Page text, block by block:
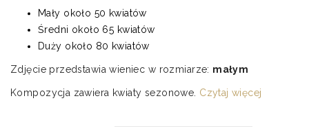
Mały około 50 kwiatów
Średni około 65 kwiatów
Duży około 80 kwiatów
Zdjęcie przedstawia wieniec w rozmiarze: małym
Kompozycja zawiera kwiaty sezonowe. Czytaj więcej